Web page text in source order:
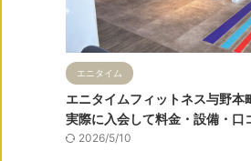
エニタイム
エニタイムフィットネス与野本
実際に入会して料金・設備・口
2026/5/10